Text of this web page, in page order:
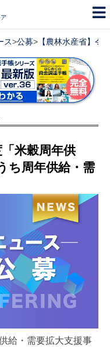
ス>公募> 【農林水産省】令
「米穀周年供
ち周年供給・需
給・需要拡大支援事